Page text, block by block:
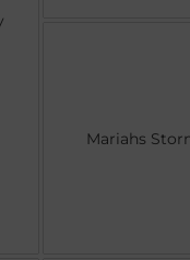
Mariahs